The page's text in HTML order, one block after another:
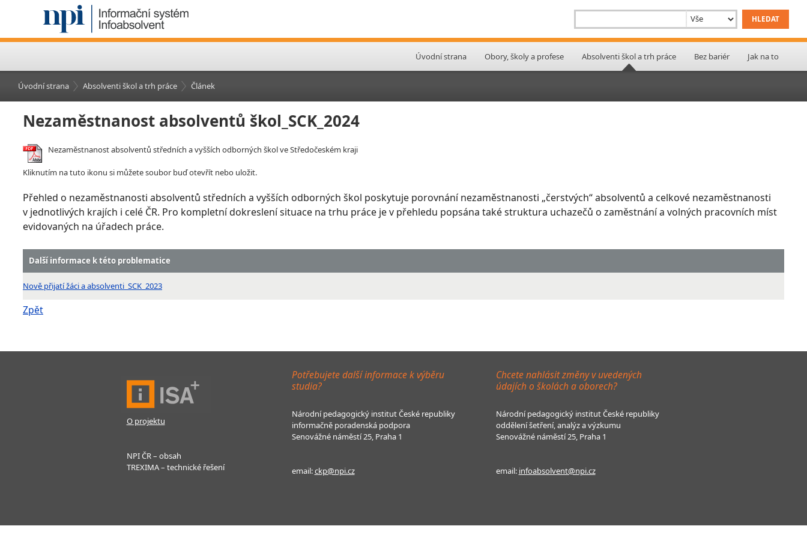
Úvodní strana Obory, školy a profese Absolventi škol a trh práce Bez bariér Jak na to
Úvodní strana Absolventi škol a trh práce Článek
Nezaměstnanost absolventů škol_SCK_2024
Nezaměstnanost absolventů středních a vyšších odborných škol ve Středočeském kraji
Kliknutím na tuto ikonu si můžete soubor buď otevřít nebo uložit.
Přehled o nezaměstnanosti absolventů středních a vyšších odborných škol poskytuje porovnání nezaměstnanosti „čerstvých“ absolventů a celkové nezaměstnanosti
v jednotlivých krajích i celé ČR. Pro kompletní dokreslení situace na trhu práce je v přehledu popsána také struktura uchazečů o zaměstnání a volných pracovních míst
evidovaných na úřadech práce.
Další informace k této problematice
Nově přijatí žáci a absolventi_SCK_2023
Zpět
O projektu
NPI ČR – obsah
TREXIMA – technické řešení
Potřebujete další informace k výběru
studia?
Národní pedagogický institut České republiky
informačně poradenská podpora
Senovážné náměstí 25, Praha 1
email:ckp@npi.cz
Chcete nahlásit změny v uvedených
údajích o školách a oborech?
Národní pedagogický institut České republiky
oddělení šetření, analýz a výzkumu
Senovážné náměstí 25, Praha 1
email: infoabsolvent@npi.cz